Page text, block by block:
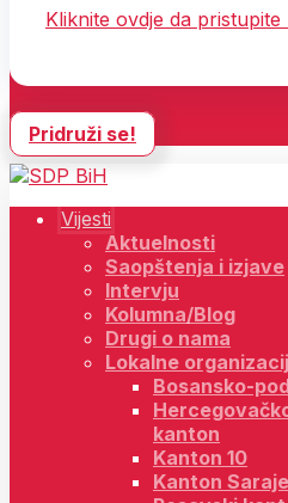
Kliknite ovdje da pristupite
Pridruži se!
Vijesti
Aktuelnosti
Saopštenja i izjave
Intervju
Kolumna/Blog
Drugi o nama
Lokalne
Bosansko-
kanton
Kanton 10
Kanton